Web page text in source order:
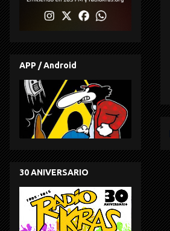
APP / Android
30 ANIVERSARIO